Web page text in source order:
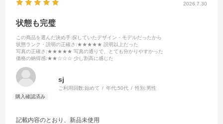
2026.7.30
状態も完璧
この商品を選んだ決め手:探していたデザイン・モデルだったから
状態ランク・説明の正確さ :★★★★★ 説明以上だった
写真の正確さ :★★★★★ 写真の通りで、とても分かりやすかった
価格の納得感:★★☆☆☆ 少し割高に感じた
sj
ご利用回数:始めて 年代:50代 性別:男性
記載内容のとおり、新品未使用